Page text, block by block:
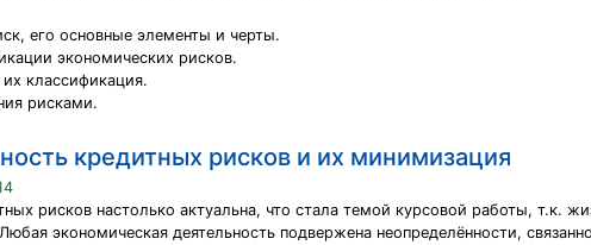
его основные элементы и черты.
экономических рисков.
классификация.
рисками.
кредитных рисков и их минимизация
рисков настолько актуальна, что стала темой курсовой работы, т.к.
экономическая деятельность подвержена неопределённости,